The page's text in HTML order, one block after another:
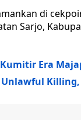
di
Sarjo,
Era
Unlawful